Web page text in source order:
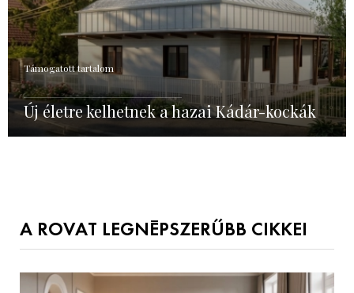
Támogatott tartalom
Új életre kelhetnek a hazai Kádár-kockák
A ROVAT LEGNÉPSZERŰBB CIKKEI